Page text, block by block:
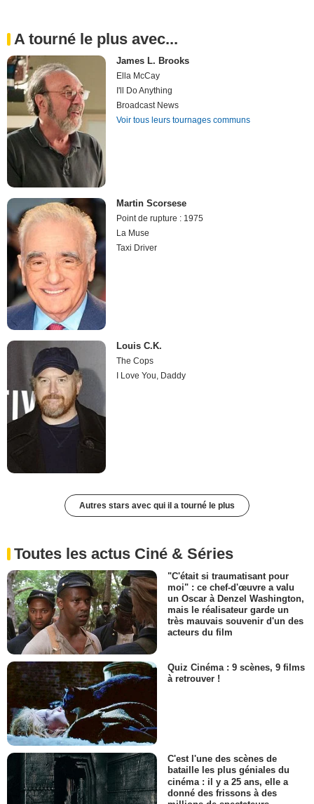
A tourné le plus avec...
James L. Brooks
Ella McCay
I'll Do Anything
Broadcast News
Voir tous leurs tournages communs
Martin Scorsese
Point de rupture : 1975
La Muse
Taxi Driver
Louis C.K.
The Cops
I Love You, Daddy
Autres stars avec qui il a tourné le plus
Toutes les actus Ciné & Séries
"C'était si traumatisant pour
moi" : ce chef-d'œuvre a valu
un Oscar à Denzel Washington,
mais le réalisateur garde un
très mauvais souvenir d'un des
acteurs du film
Quiz Cinéma : 9 scènes, 9 films
à retrouver !
C'est l'une des scènes de
bataille les plus géniales du
cinéma : il y a 25 ans, elle a
donné des frissons à des